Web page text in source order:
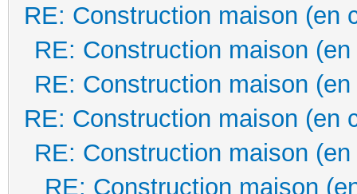
RE: Construction maison (en
RE: Construction maison
RE: Construction maison
RE: Construction maison (en
RE: Construction maison
RE: Construction maison